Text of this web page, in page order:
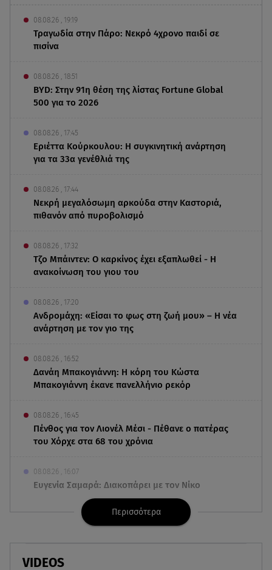
08.08.26 , 19:19
Τραγωδία στην Πάρο: Νεκρό 4χρονο παιδί σε
πισίνα
08.08.26 , 18:51
BYD: Στην 91η θέση της λίστας Fortune Global
500 για το 2026
08.08.26 , 17:45
Εριέττα Κούρκουλου: Η συγκινητική ανάρτηση
για τα 33α γενέθλιά της
08.08.26 , 17:44
Νεκρή μεγαλόσωμη αρκούδα στην Καστοριά,
πιθανόν από πυροβολισμό
08.08.26 , 17:32
Τζο Μπάιντεν: Ο καρκίνος έχει εξαπλωθεί - Η
ανακοίνωση του γιου του
08.08.26 , 17:20
Ανδρομάχη: «Είσαι το φως στη ζωή μου» – Η νέα
ανάρτηση με τον γιο της
08.08.26 , 16:52
Δανάη Μπακογιάννη: Η κόρη του Κώστα
Μπακογιάννη έκανε πανελλήνιο ρεκόρ
08.08.26 , 16:45
Πένθος για τον Λιονέλ Μέσι - Πέθανε ο πατέρας
του Χόρχε στα 68 του χρόνια
08.08.26 , 16:07
Ευγενία Σαμαρά: Διακοπάρει με τον Νίκο
Μουτσινά - Πού βρίσκονται;
Back to black: η διαχρονική αξία του μαύρου
Περισσότερα
VIDEOS